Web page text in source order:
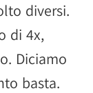
diversi.
di 4x,
Diciamo
basta.